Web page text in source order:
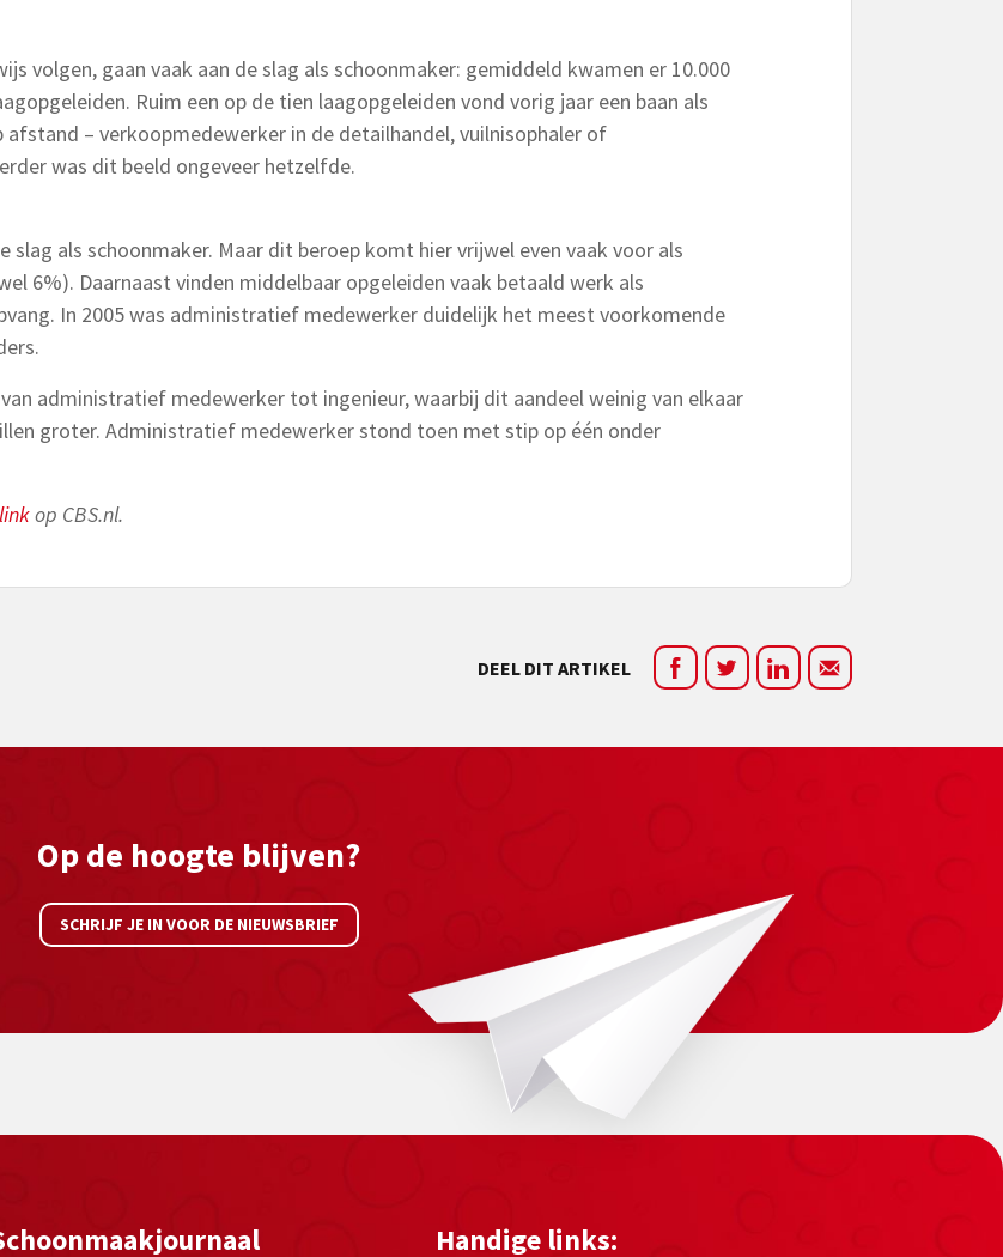
volgen, gaan vaak aan de slag als schoonmaker: gemiddeld kwamen er 10.000
Ruim een op de tien laagopgeleiden vond vorig jaar een baan als
afstand – verkoopmedewerker in de detailhandel, vuilnisophaler of
was dit beeld ongeveer hetzelfde.
slag als schoonmaker. Maar dit beroep komt hier vrijwel even vaak voor als
6%). Daarnaast vinden middelbaar opgeleiden vaak betaald werk als
In 2005 was administratief medewerker duidelijk het meest voorkomende
administratief medewerker tot ingenieur, waarbij dit aandeel weinig van elkaar
groter. Administratief medewerker stond toen met stip op één onder
op CBS.nl.
DEEL DIT ARTIKEL
Op de hoogte blijven?
SCHRIJF JE IN VOOR DE NIEUWSBRIEF
Handige links: